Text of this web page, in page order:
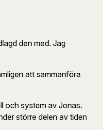
den med. Jag
att sammanföra
och system av Jonas.
större delen av tiden